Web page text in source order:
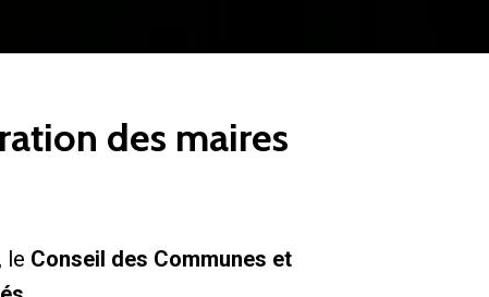
des maires
le Conseil des Communes et